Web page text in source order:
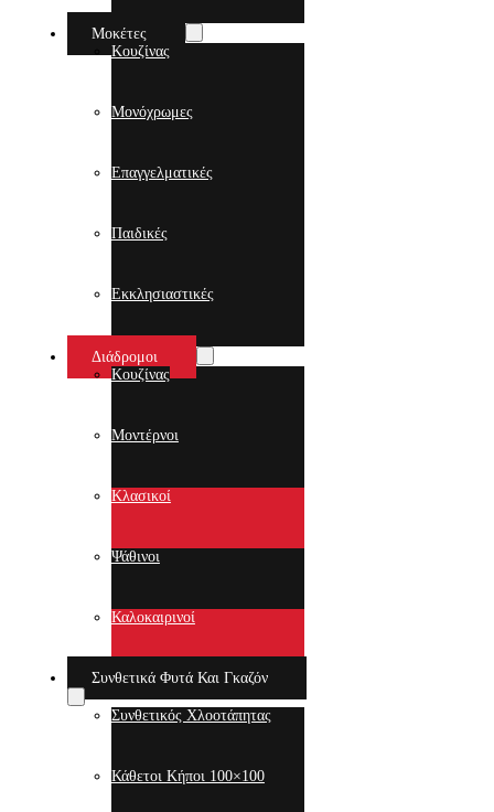
Μοκέτες
Κουζίνας
Μονόχρωμες
Επαγγελματικές
Παιδικές
Εκκλησιαστικές
Διάδρομοι
Κουζίνας
Μοντέρνοι
Κλασικοί
Ψάθινοι
Καλοκαιρινοί
Συνθετικά Φυτά Και Γκαζόν
Συνθετικός Χλοοτάπητας
Κάθετοι Κήποι 100×100